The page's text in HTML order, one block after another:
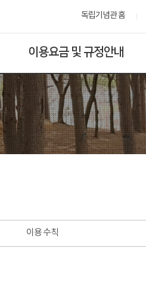
독립기념관 홈
이용요금 및 규정안내
이용 수칙